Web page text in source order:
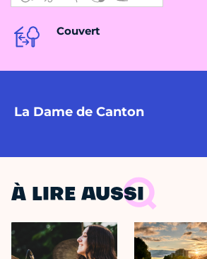
Couvert
La Dame de Canton
À LIRE AUSSI